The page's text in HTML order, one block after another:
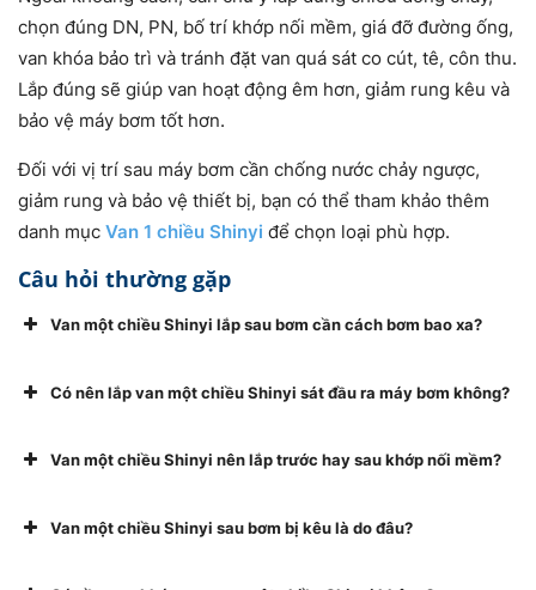
chọn đúng DN, PN, bố trí khớp nối mềm, giá đỡ đường ống,
van khóa bảo trì và tránh đặt van quá sát co cút, tê, côn thu.
Lắp đúng sẽ giúp van hoạt động êm hơn, giảm rung kêu và
bảo vệ máy bơm tốt hơn.
Đối với vị trí sau máy bơm cần chống nước chảy ngược,
giảm rung và bảo vệ thiết bị, bạn có thể tham khảo thêm
danh mục Van 1 chiều Shinyi để chọn loại phù hợp.
Câu hỏi thường gặp
Van một chiều Shinyi lắp sau bơm cần cách bơm bao xa?
Có nên lắp van một chiều Shinyi sát đầu ra máy bơm không?
Van một chiều Shinyi nên lắp trước hay sau khớp nối mềm?
Van một chiều Shinyi sau bơm bị kêu là do đâu?